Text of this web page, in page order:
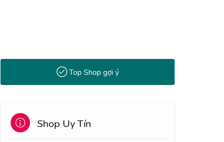
Top Shop gợi ý
Shop Uy Tín